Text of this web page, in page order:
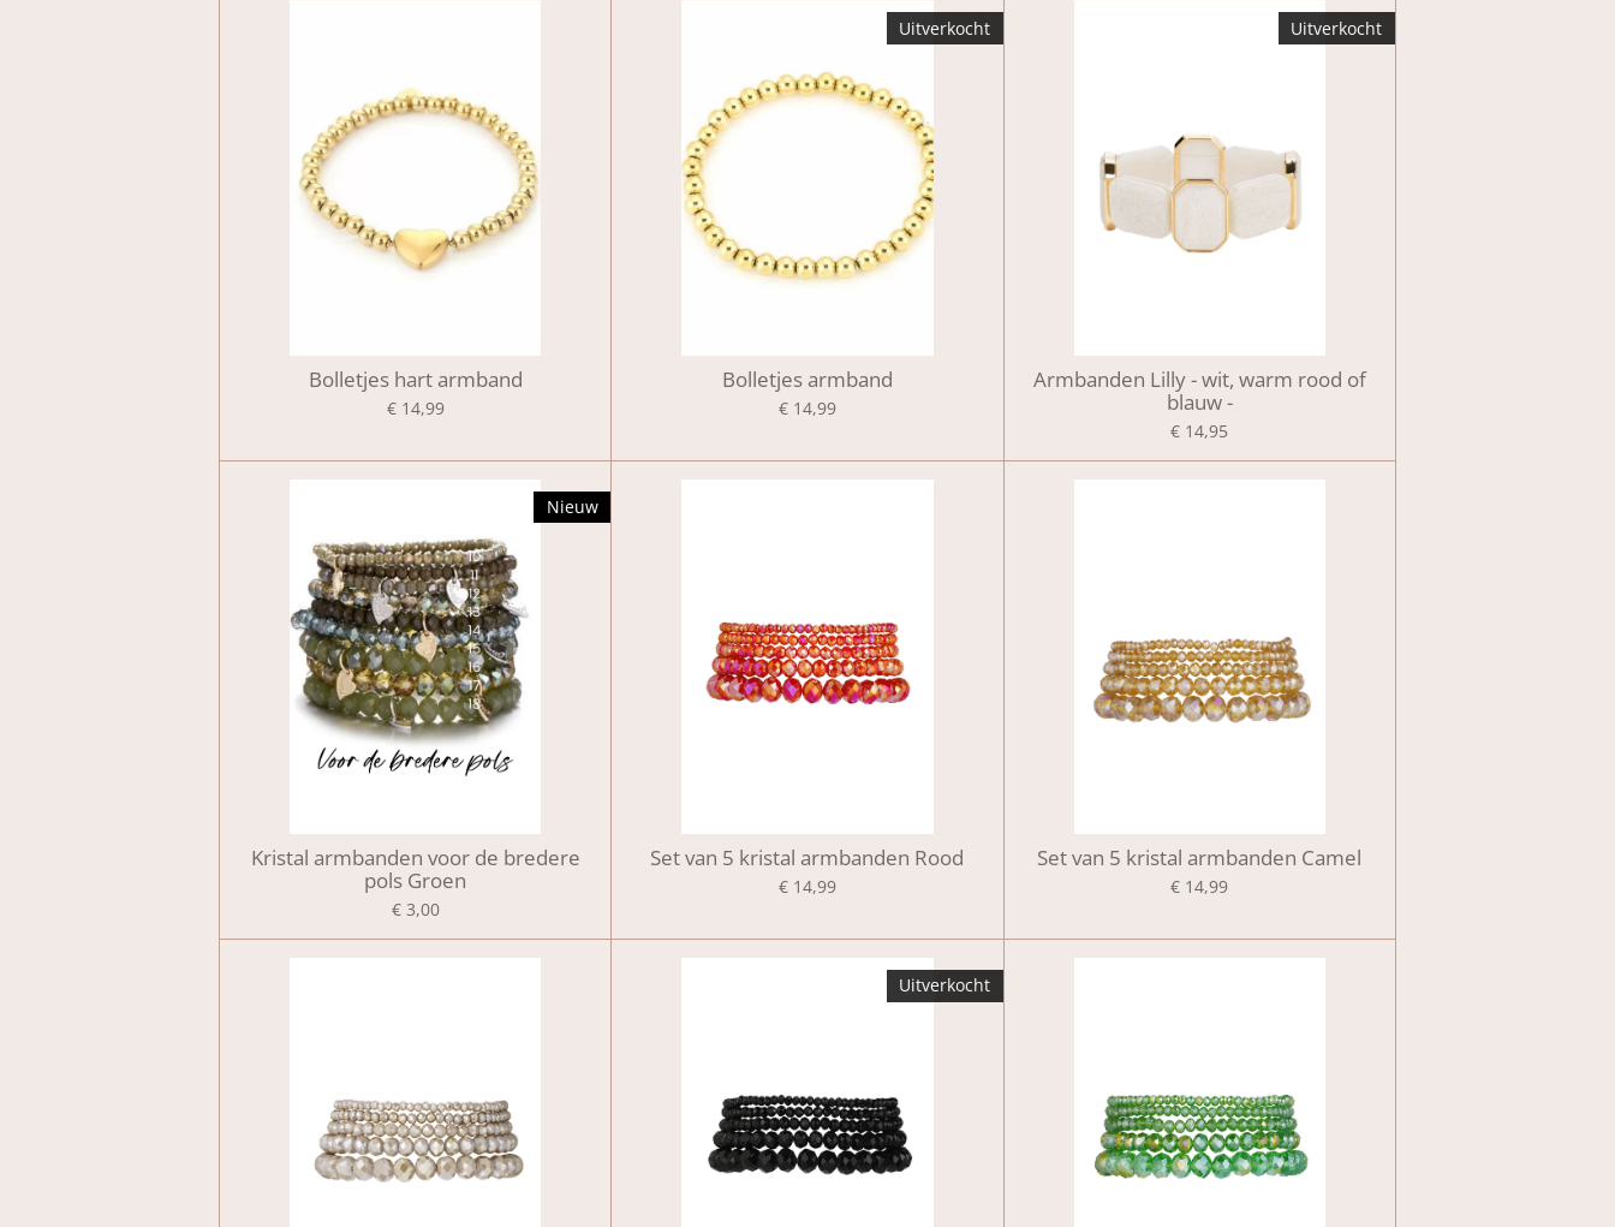
Bolletjes hart armband
€ 14,99
Uitverkocht
Bolletjes armband
€ 14,99
Uitverkocht
Armbanden Lilly - wit, warm rood of
blauw -
€ 14,95
Nieuw
Kristal armbanden voor de bredere
pols Groen
€ 3,00
Set van 5 kristal armbanden Rood
€ 14,99
Set van 5 kristal armbanden Camel
€ 14,99
Uitverkocht